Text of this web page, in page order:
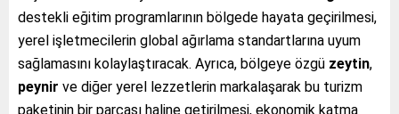
destekli eğitim programlarının bölgede hayata geçirilmesi,
yerel işletmecilerin global ağırlama standartlarına uyum
sağlamasını kolaylaştıracak. Ayrıca, bölgeye özgü zeytin,
peynir ve diğer yerel lezzetlerin markalaşarak bu turizm
paketinin bir parçası haline getirilmesi, ekonomik katma